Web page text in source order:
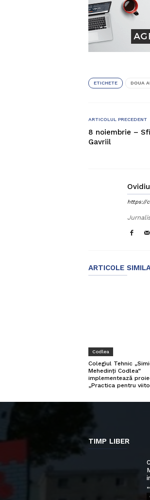
ETICHETE DOUA
ARTICOLUL PRECEDENT
8 noiembrie –
Gavriil
https://
ARTICOLE
Codlea
Colegiul Tehnic
Mehedinți Codlea”
implementează
„Practica pentru
TIMP LIBER